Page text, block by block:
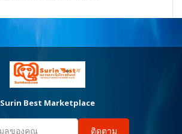
Surin Best Marketplace
ติดตาม